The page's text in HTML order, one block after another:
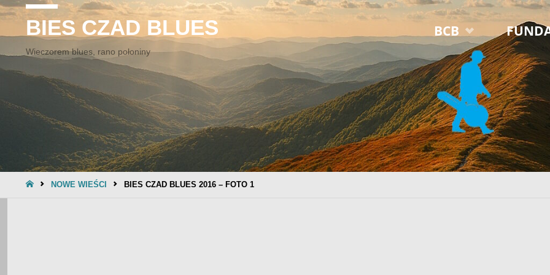
BIES CZAD BLUES
Wieczorem blues, rano połoniny
Przejdź
do
treści
BCB
STRONA
NOWE WIEŚCI BIES CZAD BLUES 2016 – FOTO 1